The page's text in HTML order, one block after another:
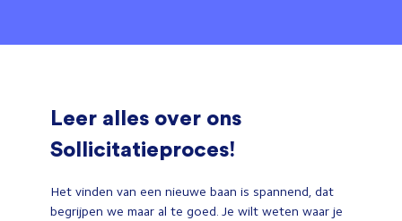
Leer alles over ons
Sollicitatieproces!
Het vinden van een nieuwe baan is spannend, dat
begrijpen we maar al te goed. Je wilt weten waar je